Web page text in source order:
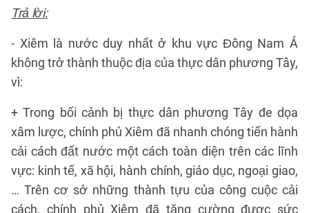
Trả lời:
- Xiêm là nước duy nhất ở khu vực Đông Nam Á
không trở thành thuộc địa của thực dân phương Tây,
vì:
+ Trong bối cảnh bị thực dân phương Tây đe dọa
xâm lược, chính phủ Xiêm đã nhanh chóng tiến hành
cải cách đất nước một cách toàn diện trên các lĩnh
vực: kinh tế, xã hội, hành chính, giáo dục, ngoại giao,
… Trên cơ sở những thành tựu của công cuộc cải
cách, chính phủ Xiêm đã tăng cường được sức